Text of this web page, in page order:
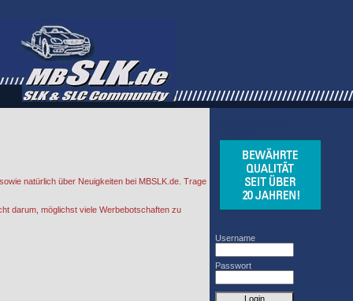
natürlich über Neuigkeiten bei MBSLK.de. Trage
darum, möglichst viele Werbebotschaften zu
Username
Passwort